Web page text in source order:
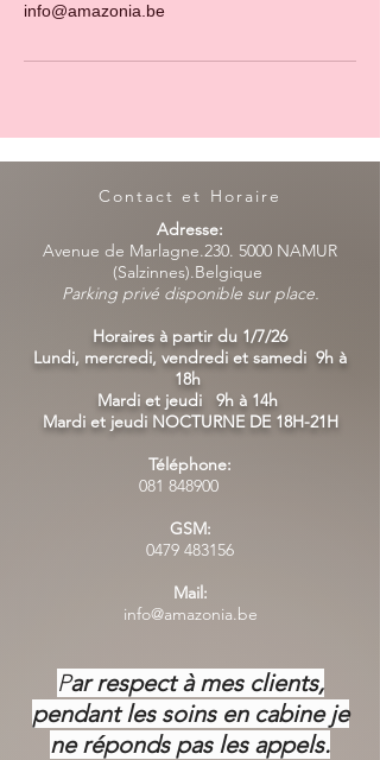
info@amazonia.be
Contact et Horaire
Adresse:
Avenue de Marlagne.230. 5000 NAMUR
(Salzinnes).Belgique
Parking privé disponible sur place.
Horaires à partir du 1/7/26
Lundi, mercredi, vendredi et samedi 9h à
18h
Mardi et jeudi 9h à 14h
Mardi et jeudi NOCTURNE DE 18H-21H
Téléphone:
081 848900
GSM:
0479 483156
Mail:
info@amazonia.be
Par respect à mes clients,
pendant les soins en cabine je
ne réponds pas les appels.